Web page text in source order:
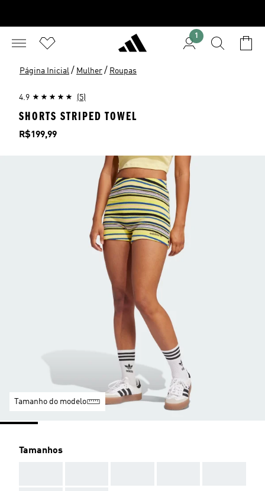
1
Página Inicial / Mulher / Roupas
4.9 (5)
SHORTS STRIPED TOWEL
Preço
R$199,99
Tamanho do modelo
Tamanhos